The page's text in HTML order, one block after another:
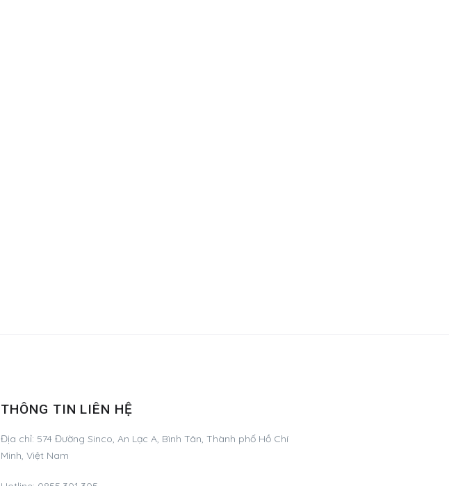
THÔNG TIN LIÊN HỆ
Địa chỉ: 574 Đường Sinco, An Lạc A, Bình Tân, Thành phố Hồ Chí
Minh, Việt Nam